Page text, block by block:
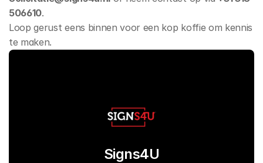
506610.
Loop gerust eens binnen voor een kop koffie om kennis
te maken.
Signs4U